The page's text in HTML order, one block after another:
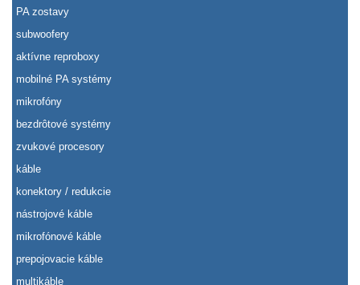
PA zostavy
subwoofery
aktívne reproboxy
mobilné PA systémy
mikrofóny
bezdrôtové systémy
zvukové procesory
káble
konektory / redukcie
nástrojové káble
mikrofónové káble
prepojovacie káble
multikáble